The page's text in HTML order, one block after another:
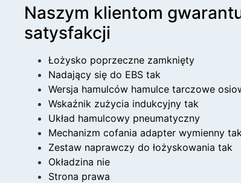
Naszym klientom
satysfakcji
Łożysko poprzeczne zamknięty
Nadający się do EBS tak
Wersja hamulców hamulce tarczowe
Wskaźnik zużycia indukcyjny tak
Układ hamulcowy pneumatyczny
Mechanizm cofania adapter wymienny tak
Zestaw naprawczy do łożyskowania tak
Okładzina nie
Strona prawa